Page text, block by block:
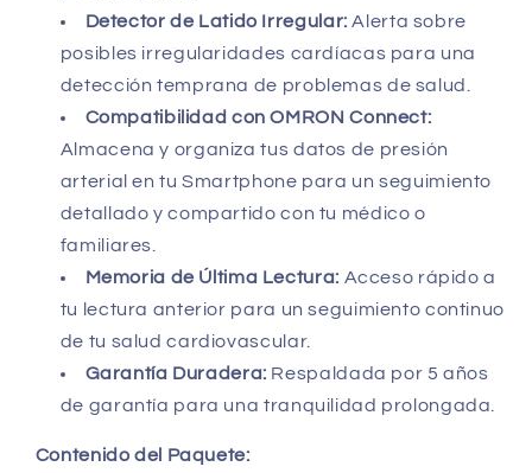
Detector de Latido Irregular: Alerta sobre
posibles irregularidades cardíacas para una
detección temprana de problemas de salud.
Compatibilidad con OMRON Connect:
Almacena y organiza tus datos de presión
arterial en tu Smartphone para un seguimiento
detallado y compartido con tu médico o
familiares.
Memoria de Última Lectura: Acceso rápido a
tu lectura anterior para un seguimiento continuo
de tu salud cardiovascular.
Garantía Duradera: Respaldada por 5 años
de garantía para una tranquilidad prolongada.
Contenido del Paquete: